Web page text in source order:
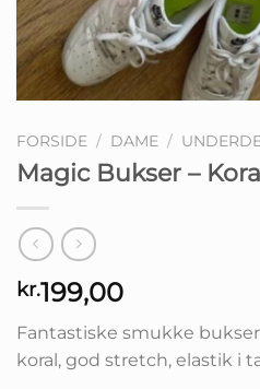
FORSIDE / DAME /
Magic Bukser –
kr.199,00
Fantastiske smukke
koral, god stretch, elastik i